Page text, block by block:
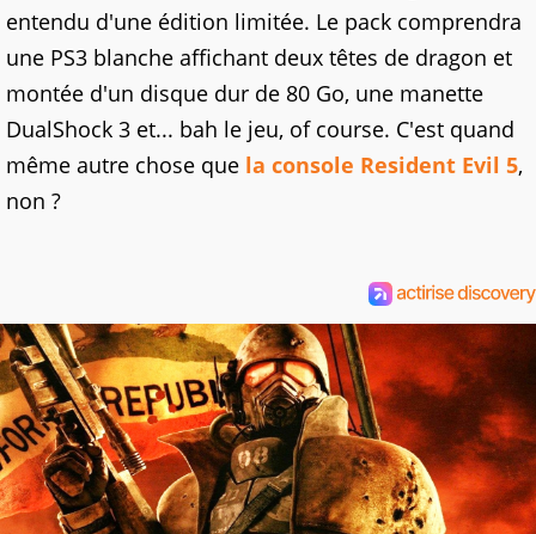
entendu d'une édition limitée. Le pack comprendra
une PS3 blanche affichant deux têtes de dragon et
montée d'un disque dur de 80 Go, une manette
DualShock 3 et... bah le jeu, of course. C'est quand
même autre chose que la console Resident Evil 5,
non ?